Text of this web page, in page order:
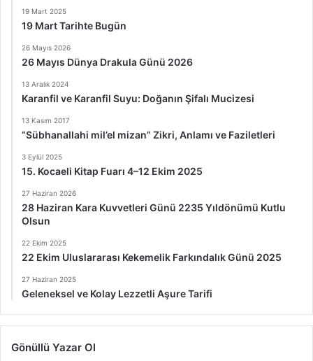
19 Mart 2025
19 Mart Tarihte Bugün
26 Mayıs 2026
26 Mayıs Dünya Drakula Günü 2026
13 Aralık 2024
Karanfil ve Karanfil Suyu: Doğanın Şifalı Mucizesi
13 Kasım 2017
“Sübhanallahi mil’el mizan” Zikri, Anlamı ve Faziletleri
3 Eylül 2025
15. Kocaeli Kitap Fuarı 4–12 Ekim 2025
27 Haziran 2026
28 Haziran Kara Kuvvetleri Günü 2235 Yıldönümü Kutlu
Olsun
22 Ekim 2025
22 Ekim Uluslararası Kekemelik Farkındalık Günü 2025
27 Haziran 2025
Geleneksel ve Kolay Lezzetli Aşure Tarifi
Gönüllü Yazar Ol